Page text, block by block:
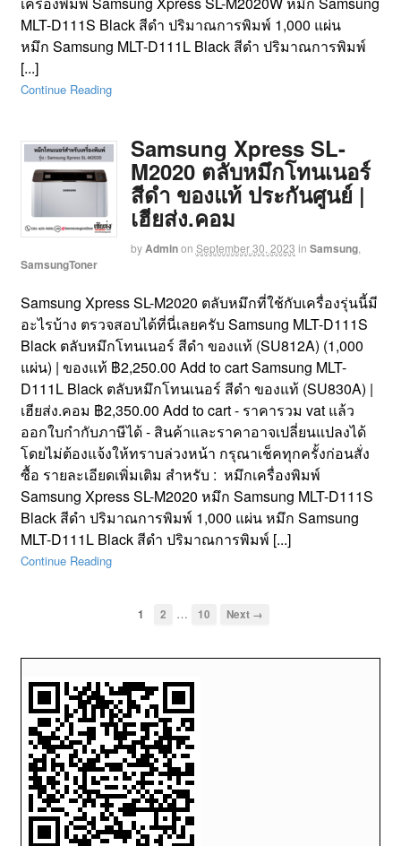
MLT-D111S Black สีดำ ปริมาณการพิมพ์ 1,000 แผ่น
หมึก Samsung MLT-D111L Black สีดำ ปริมาณการพิมพ์
[...]
Continue Reading
Samsung Xpress SL-
M2020 ตลับหมึกโทนเนอร์
สีดำ ของแท้ ประกันศูนย์ |
เฮียส่ง.คอม
byAdminon September 30, 2023 in Samsung,
SamsungToner
Samsung Xpress SL-M2020 ตลับหมึกที่ใช้กับเครื่องรุ่นนี้มี
อะไรบ้าง ตรวจสอบได้ที่นี่เลยครับ Samsung MLT-D111S
Black ตลับหมึกโทนเนอร์ สีดำ ของแท้ (SU812A) (1,000
แผ่น) | ของแท้ ฿2,250.00 Add to cart Samsung MLT-
D111L Black ตลับหมึกโทนเนอร์ สีดำ ของแท้ (SU830A) |
เฮียส่ง.คอม ฿2,350.00 Add to cart - ราคารวม vat แล้ว
ออกใบกำกับภาษีได้ - สินค้าและราคาอาจเปลี่ยนแปลงได้
โดยไม่ต้องแจ้งให้ทราบล่วงหน้า กรุณาเช็คทุกครั้งก่อนสั่ง
ซื้อ รายละเอียดเพิ่มเติม สำหรับ : หมึกเครื่องพิมพ์
Samsung Xpress SL-M2020 หมึก Samsung MLT-D111S
Black สีดำ ปริมาณการพิมพ์ 1,000 แผ่น หมึก Samsung
MLT-D111L Black สีดำ ปริมาณการพิมพ์ [...]
Continue Reading
1 2 … 10 Next →